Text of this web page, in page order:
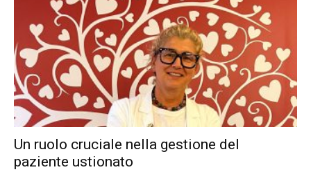
Un ruolo cruciale nella gestione del
paziente ustionato